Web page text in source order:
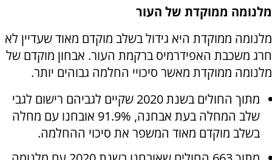
מלנומה ממוקדת של העור
מלנומה ממוקדת היא גידול בשלב מוקדם מאוד שעדיין לא
חרג משכבת האפידרמיס ברקמת העור. אבחון מוקדם של
מלנומה ממוקדת מאשר סיכויי החלמה גבוהים יותר.
מתוך החולים בשנת 2020 שקיים לגביהם רישום לגבי
שלב המחלה בעת אבחנה, 91.9% אובחנו עם מחלה
בשלב מוקדם מאוד המשפר את סיכוי ההחלמה.